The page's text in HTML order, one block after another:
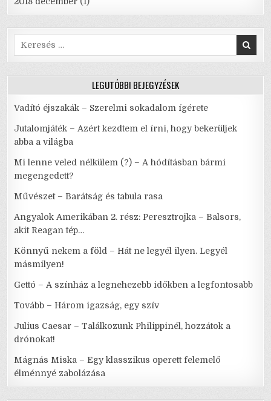
Search
for:
LEGUTÓBBI BEJEGYZÉSEK
Vadító éjszakák – Szerelmi sokadalom ígérete
Jutalomjáték – Azért kezdtem el írni, hogy bekerüljek
abba a világba
Mi lenne veled nélkülem (?) – A hódításban bármi
megengedett?
Művészet – Barátság és tabula rasa
Angyalok Amerikában 2. rész: Peresztrojka – Balsors,
akit Reagan tép…
Könnyű nekem a föld – Hát ne legyél ilyen. Legyél
másmilyen!
Gettó – A színház a legnehezebb időkben a legfontosabb
Tovább – Három igazság, egy szív
Julius Caesar – Találkozunk Philippinél, hozzátok a
drónokat!
Mágnás Miska – Egy klasszikus operett felemelő
élménnyé zabolázása